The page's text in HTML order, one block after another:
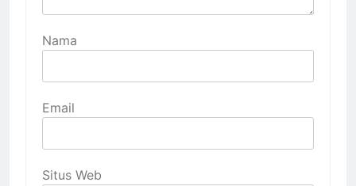
Nama
Email
Situs Web